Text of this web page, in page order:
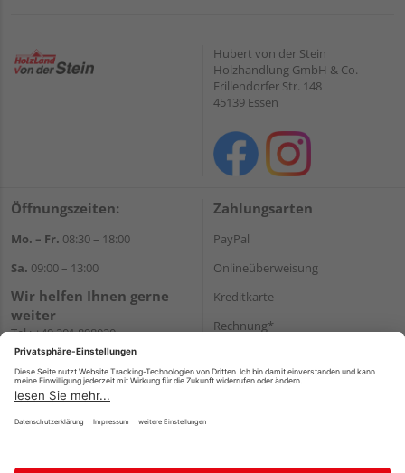
Hubert von der Stein
Holzhandlung GmbH & Co.
Frillendorfer Str. 148
45139 Essen
Öffnungszeiten:
Mo. – Fr. 08:30 – 18:00
Sa. 09:00 – 13:00
Wir helfen Ihnen gerne
weiter
Tel.:+49 201 898020
E-Mail:shop@vonderstein.de
Zahlungsarten
PayPal
Onlineüberweisung
Kreditkarte
Rechnung*
Versand
Impressum AGB Widerruf Datenschutz